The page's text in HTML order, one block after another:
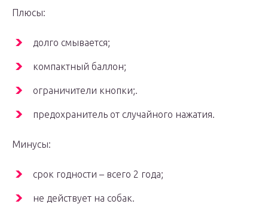
Плюсы:
долго смывается;
компактный баллон;
ограничители кнопки;.
предохранитель от случайного нажатия.
Минусы:
срок годности – всего 2 года;
не действует на собак.